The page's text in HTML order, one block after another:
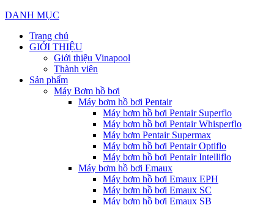
DANH MỤC
Trang chủ
GIỚI THIỆU
Giới thiệu Vinapool
Thành viên
Sản phẩm
Máy Bơm hồ bơi
Máy bơm hồ bơi Pentair
Máy bơm hồ bơi Pentair Superflo
Máy bơm hồ bơi Pentair Whisperflo
Máy bơm Pentair Supermax
Máy bơm hồ bơi Pentair Optiflo
Máy bơm hồ bơi Pentair Intelliflo
Máy bơm hồ bơi Emaux
Máy bơm hồ bơi Emaux EPH
Máy bơm hồ bơi Emaux SC
Máy bơm hồ bơi Emaux SB